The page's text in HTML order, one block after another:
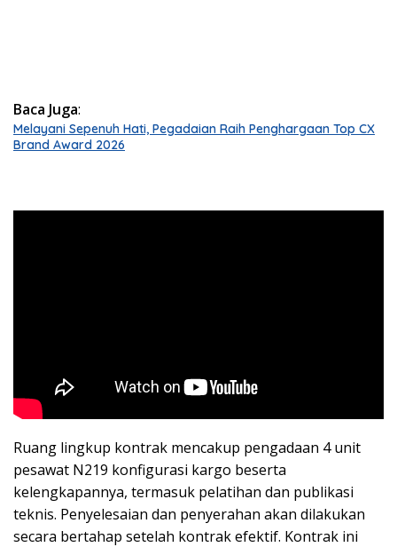
Baca Juga:
Melayani Sepenuh Hati, Pegadaian Raih Penghargaan Top CX
Brand Award 2026
Ruang lingkup kontrak mencakup pengadaan 4 unit
pesawat N219 konfigurasi kargo beserta
kelengkapannya, termasuk pelatihan dan publikasi
teknis. Penyelesaian dan penyerahan akan dilakukan
secara bertahap setelah kontrak efektif. Kontrak ini